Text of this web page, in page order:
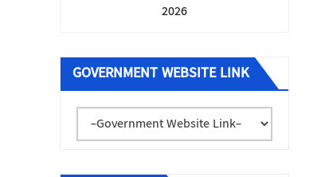
2026
GOVERNMENT WEBSITE LINK